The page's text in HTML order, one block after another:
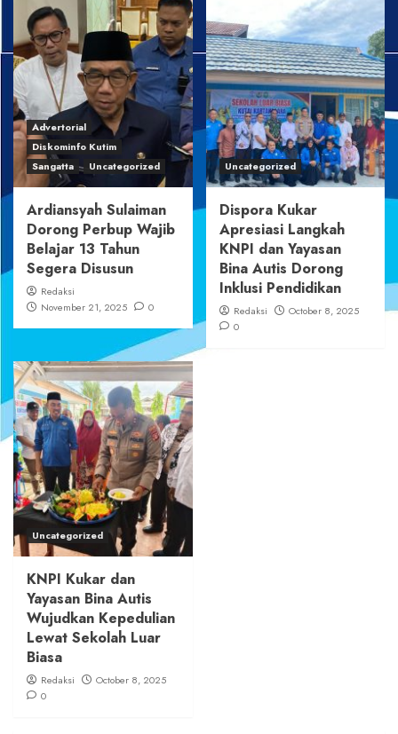
Advertorial
Diskominfo Kutim
Sangatta
Uncategorized
Ardiansyah Sulaiman
Dorong Perbup Wajib
Belajar 13 Tahun
Segera Disusun
Redaksi
November 21, 2025
0
Uncategorized
Dispora Kukar
Apresiasi Langkah
KNPI dan Yayasan
Bina Autis Dorong
Inklusi Pendidikan
Redaksi
October 8, 2025
0
Uncategorized
KNPI Kukar dan
Yayasan Bina Autis
Wujudkan Kepedulian
Lewat Sekolah Luar
Biasa
Redaksi
October 8, 2025
0